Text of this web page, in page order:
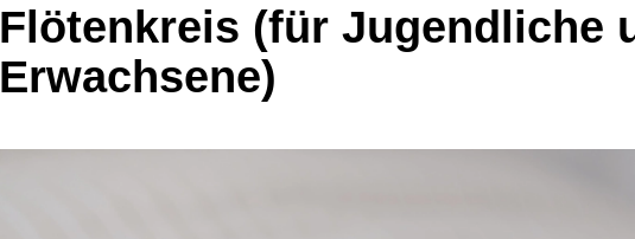
Flötenkreis (für Jugendliche
Erwachsene)